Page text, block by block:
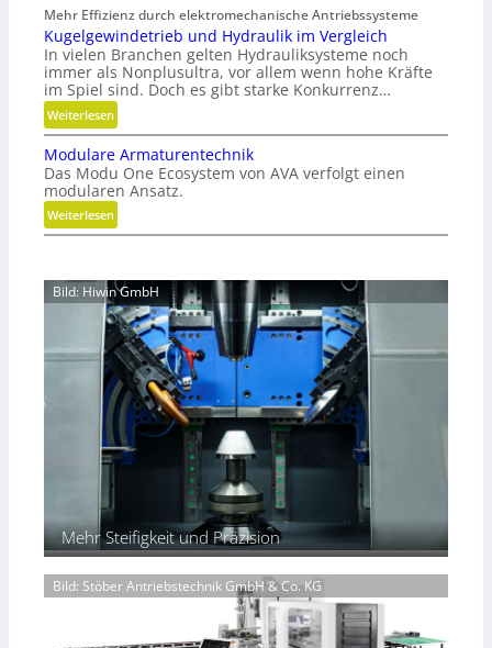
a
b
f
ä
l
l
v
e
r
m
d
e
n
w
i
r
b
e
l
u
n
d
n
h
t
g
e
s
c
h
l
i
e
n
Mehr Effizienz durch elektromechanische Antriebssysteme
Kugelgewindetrieb und Hydraulik im Vergleich
In vielen Branchen gelten Hydrauliksysteme noch
immer als Nonplusultra, vor allem wenn hohe Kräfte
im Spiel sind. Doch es gibt starke Konkurrenz…
Weiterlesen:
K
u
g
e
l
g
w
i
n
d
e
t
r
e
n
d
H
y
d
Modulare Armaturentechnik
Das Modu One Ecosystem von AVA verfolgt einen
modularen Ansatz.
Weiterlesen:
M
d
u
l
a
r
e
A
m
a
u
e
t
Bild: Hiwin GmbH
Mehr Steifigkeit und Präzision
Bild: Stöber Antriebstechnik GmbH & Co. KG